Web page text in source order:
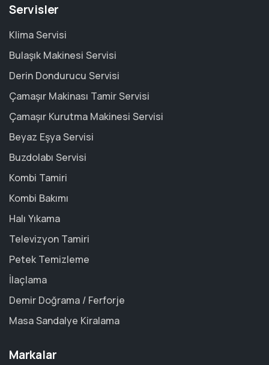
Servisler
Klima Servisi
Bulaşık Makinesi Servisi
Derin Dondurucu Servisi
Çamaşır Makinası Tamir Servisi
Çamaşır Kurutma Makinesi Servisi
Beyaz Eşya Servisi
Buzdolabı Servisi
Kombi Tamiri
Kombi Bakımı
Halı Yıkama
Televizyon Tamiri
Petek Temizleme
İlaçlama
Demir Doğrama / Ferforje
Masa Sandalye Kiralama
Markalar